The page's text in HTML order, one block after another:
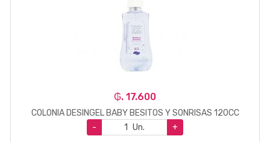
₲. 17.600
COLONIA DESINGEL BABY BESITOS Y SONRISAS 120CC
-
Un. +